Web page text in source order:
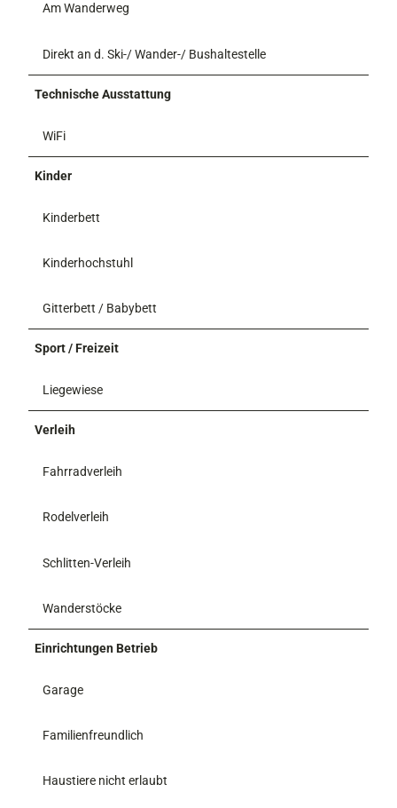
Am Wanderweg
Direkt an d. Ski-/ Wander-/ Bushaltestelle
Technische Ausstattung
WiFi
Kinder
Kinderbett
Kinderhochstuhl
Gitterbett / Babybett
Sport / Freizeit
Liegewiese
Verleih
Fahrradverleih
Rodelverleih
Schlitten-Verleih
Wanderstöcke
Einrichtungen Betrieb
Garage
Familienfreundlich
Haustiere nicht erlaubt